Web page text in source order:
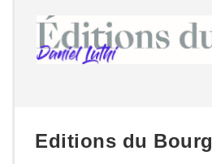
Editions du Bourg